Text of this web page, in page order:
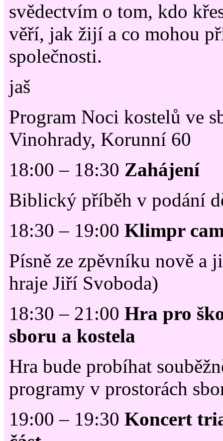
svědectvím o tom, kdo
věří, jak žijí a co mohou
společnosti.
jaš
Program Noci kostelů ve
Vinohrady, Korunní 60
18:00 – 18:30 Zahájení
Biblický příběh v podání
18:30 – 19:00 Klimpr
Písně ze zpěvníku nově a
hraje Jiří Svoboda)
18:30 – 21:00 Hra pro
sboru a kostela
Hra bude probíhat
programy v prostorách
19:00 – 19:30 Koncert